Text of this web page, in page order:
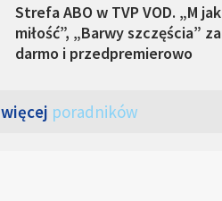
Strefa ABO w TVP VOD. „M jak
miłość”, „Barwy szczęścia” za
darmo i przedpremierowo
więcej poradników